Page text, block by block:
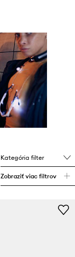
Kategória filter
Zobraziť viac filtrov